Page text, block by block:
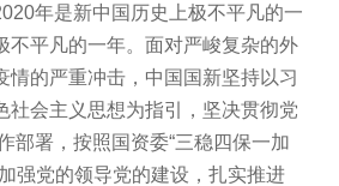
年是新中国历史上极不平凡的一
不平凡的一年。面对严峻复杂的外
情的严重冲击，中国国新坚持以习
社会主义思想为指引，坚决贯彻党
部署，按照国资委“三稳四保一加
强党的领导党的建设，扎实推进